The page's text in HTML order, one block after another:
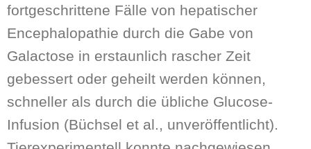
fortgeschrittene Fälle von hepatischer
Encephalopathie durch die Gabe von
Galactose in erstaunlich rascher Zeit
gebessert oder geheilt werden können,
schneller als durch die übliche Glucose-
Infusion (Büchsel et al., unveröffentlicht).